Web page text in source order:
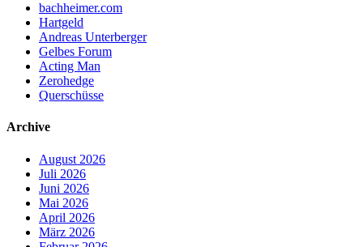
bachheimer.com
Hartgeld
Andreas Unterberger
Gelbes Forum
Acting Man
Zerohedge
Querschüsse
Archive
August 2026
Juli 2026
Juni 2026
Mai 2026
April 2026
März 2026